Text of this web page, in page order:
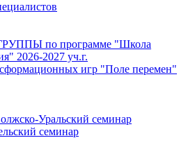
по программе "Школа
2026-2027 уч.г.
игр "Поле перемен"
Уральский семинар
семинар